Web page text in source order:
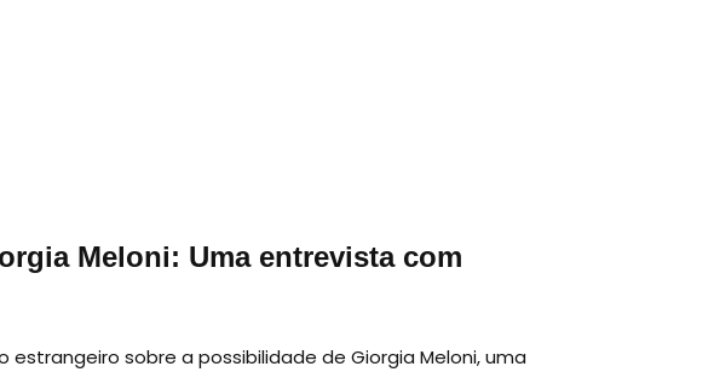
Meloni: Uma entrevista com
estrangeiro sobre a possibilidade de Giorgia Meloni, uma